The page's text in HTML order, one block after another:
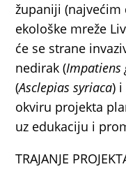
županiji
ekološke mreže
će se strane
nedirak (Impatiens
(Asclepias syriaca) i
okviru projekta
uz edukaciju i
TRAJANJE